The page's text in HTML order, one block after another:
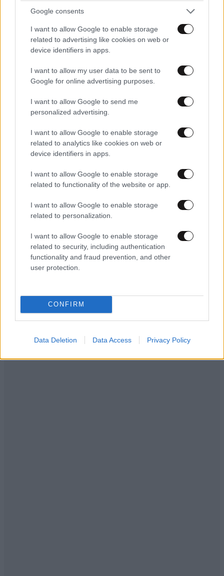
Google consents
I want to allow Google to enable storage
related to advertising like cookies on web or
device identifiers in apps.
I want to allow my user data to be sent to
Google for online advertising purposes.
I want to allow Google to send me
personalized advertising.
I want to allow Google to enable storage
related to analytics like cookies on web or
device identifiers in apps.
I want to allow Google to enable storage
related to functionality of the website or app.
I want to allow Google to enable storage
related to personalization.
I want to allow Google to enable storage
related to security, including authentication
functionality and fraud prevention, and other
user protection.
CONFIRM
Data Deletion Data Access Privacy Policy
Διαβάστε και ακολουθήστε τους κανόνες σχολιασμού
ΠΡΟΣΘΗΚΗ
TRENDING
ΕΛΛΑΔΑ3 ω. πριν
Βίντεο-ντοκουμέντο από το θανατηφόρο
τροχαίο στις Σέρρες: Η στιγμή που το ΙΧ μπαίνει
και μητέρα